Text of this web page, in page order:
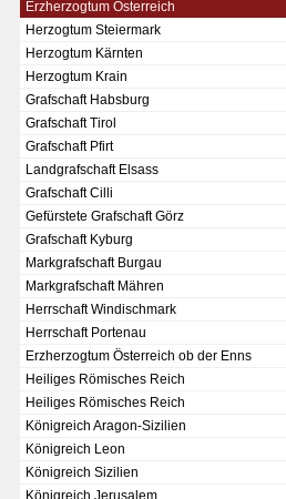
Bildergalerie Topographia Germaniae
Impressum
Wissenswert
Erzherzogtum Österreich
Herzogtum Steiermark
Herzogtum Kärnten
Herzogtum Krain
Grafschaft Habsburg
Grafschaft Tirol
Grafschaft Pfirt
Landgrafschaft Elsass
Grafschaft Cilli
Gefürstete Grafschaft Görz
Grafschaft Kyburg
Markgrafschaft Burgau
Markgrafschaft Mähren
Herrschaft Windischmark
Herrschaft Portenau
Erzherzogtum Österreich ob der Enns
Heiliges Römisches Reich
Heiliges Römisches Reich
Königreich Aragon-Sizilien
Königreich Leon
Königreich Sizilien